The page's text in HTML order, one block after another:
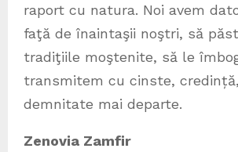
raport cu natura. Noi avem
faţă de înaintaşii noştri, să
tradiţiile moştenite, să le
transmitem cu cinste,
demnitate mai departe.
Zenovia Zamfir